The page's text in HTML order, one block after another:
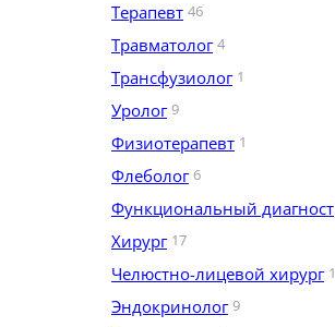
Терапевт 46
Травматолог 4
Трансфузиолог 1
Уролог 9
Физиотерапевт 1
Флеболог 6
Функциональный диагност
Хирург 17
Челюстно-лицевой хирург 1
Эндокринолог 9